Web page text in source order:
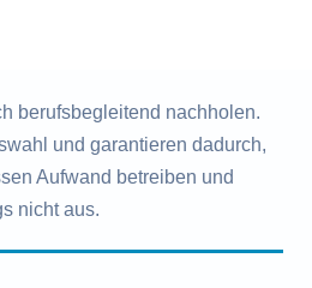
berufsbegleitend nachholen.
und garantieren dadurch,
Aufwand betreiben und
nicht aus.